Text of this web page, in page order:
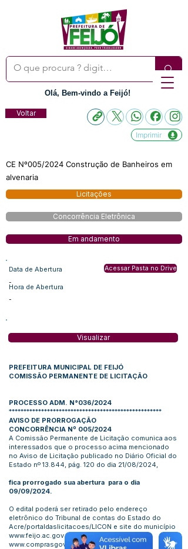
Olá, Bem-vindo a Feijó!
Voltar
Imprimir
CE Nº005/2024 Construção de Banheiros em
alvenaria
Licitações
Concorrência Eletrônica
Em andamento
Data de Abertura
-
Hora de Abertura
-
Acessar Pasta no Drive
Visualizar
PREFEITURA MUNICIPAL DE FEIJÓ
COMISSÃO PERMANENTE DE LICITAÇÃO
PROCESSO ADM. N°036/2024
****************************************************
AVISO DE PRORROGAÇÃO
CONCORRÊNCIA Nº 005/2024
A Comissão Permanente de Licitação comunica aos
interessados que o processo acima mencionado
no Aviso de Licitação publicado no Diário Oficial do
Estado nº 13.844, pág. 120 do dia 21/08/2024,
fica prorrogado sua abertura para o dia
09/09/2024.
O edital poderá ser retirado pelo endereço
eletrônico do Tribunal de contas do Estado do
Acre/portaldaslicitacoes/LICON e site do município
www.feijo.ac.gov.br e
www.comprasgovernamentais.gov.br